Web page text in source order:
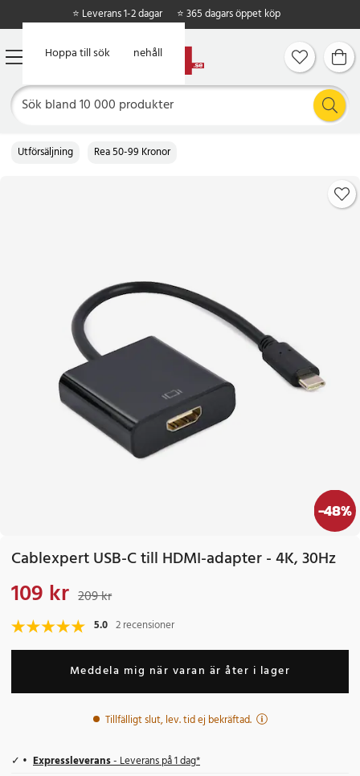
Hoppa till huvudinnehåll
Hoppa till sök
⭐ Leverans 1-2 dagar ⭐ 365 dagars öppet köp
Utförsäljning Rea 50-99 Kronor
-48%
Cablexpert USB-C till HDMI-adapter - 4K, 30Hz
Nuvarande pris
109 kr 209 kr
5.0 2 recensioner
Meddela mig när varan är åter i lager
Tillfälligt slut, lev. tid ej bekräftad.
Expressleverans- Leverans på 1 dag*